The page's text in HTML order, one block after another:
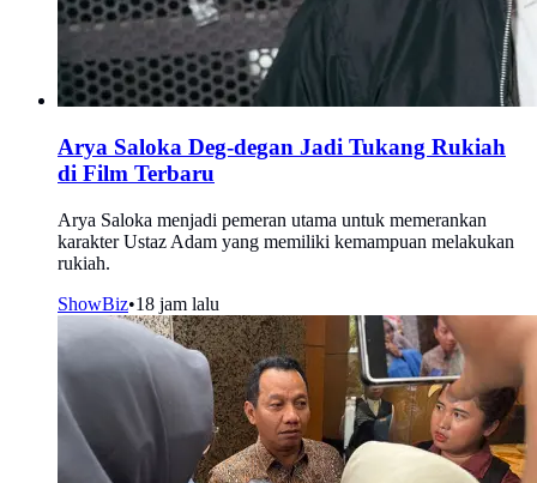
Arya Saloka Deg-degan Jadi Tukang Rukiah
di Film Terbaru
Arya Saloka menjadi pemeran utama untuk memerankan
karakter Ustaz Adam yang memiliki kemampuan melakukan
rukiah.
ShowBiz•18 jam lalu